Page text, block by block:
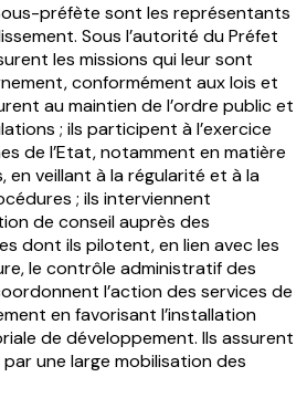
préfète sont les représentants
Sous l’autorité du Préfet
les missions qui leur sont
conformément aux lois et
au maintien de l’ordre public et
; ils participent à l’exercice
de l’Etat, notamment en matière
en veillant à la régularité et à la
; ils interviennent
de conseil auprès des
dont ils pilotent, en lien avec les
le contrôle administratif des
l’action des services de
en favorisant l’installation
de développement. Ils assurent
une large mobilisation des